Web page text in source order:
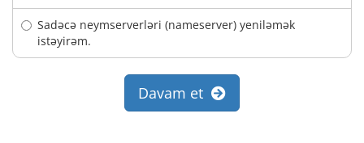
Sadəcə neymserverləri (nameserver) yeniləmək
istəyirəm.
Davam et